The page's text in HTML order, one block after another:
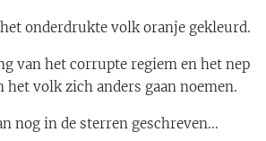
onderdrukte volk oranje gekleurd.
van het corrupte regiem en het nep
volk zich anders gaan noemen.
nog in de sterren geschreven...